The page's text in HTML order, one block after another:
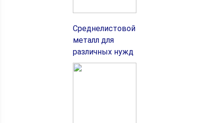
Среднелистовой
металл для
различных нужд